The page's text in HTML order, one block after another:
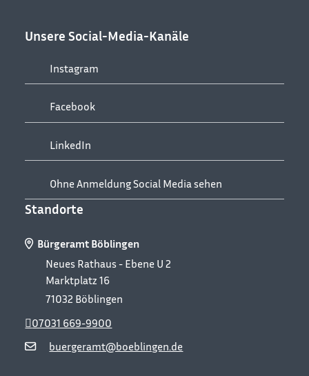
Unsere Social-Media-Kanäle
Instagram
Facebook
LinkedIn
Ohne Anmeldung Social Media sehen
Standorte
Bürgeramt Böblingen
Neues Rathaus - Ebene U 2
Marktplatz 16
71032 Böblingen
buergeramt@boeblingen.de
07031 669-9900